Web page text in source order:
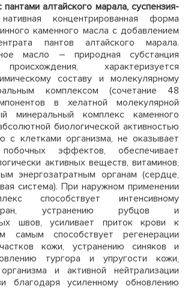
алтайского марала, суспензия-
концентрированная форма
каменного масла с добавлением
пантов алтайского марала.
масло – природная субстанция
характеризуется
составу и молекулярному
комплексом (сочетание 48
в хелатной молекулярной
минеральный комплекс каменного
биологической активностью
с клетками организма, не оказывает
эффектов, обеспечивает
активных веществ, витаминов,
энергозатратным органам (сердце,
система). При наружном применении
способствует интенсивному
ран, устранению рубцов и
швов, усиливает приток крови к
самым способствует регенерации
кожи, устранению синяков и
тургора и упругости кожи,
и активной нейтрализации
благодаря усиленному обновлению